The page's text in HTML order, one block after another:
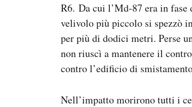
R6. Da cui l’Md-87 era in
velivolo più piccolo si spezzò
per più di dodici metri. Perse
non riuscì a mantenere il
contro l’edificio di
Nell’impatto morirono tutti i